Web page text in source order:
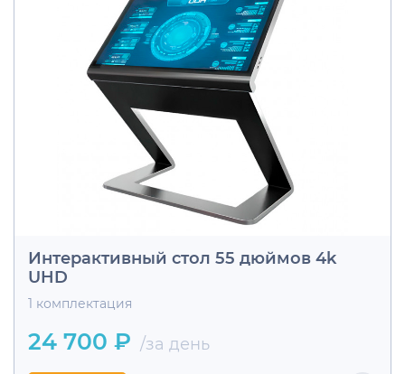
Интерактивный стол 55 дюймов 4k
UHD
1 комплектация
24 700 ₽ /за день